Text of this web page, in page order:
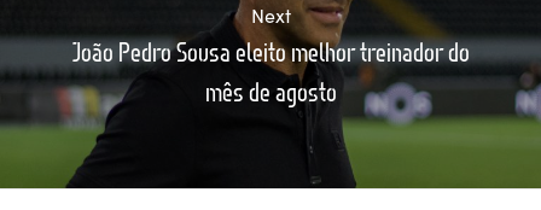
Next
João Pedro Sousa eleito melhor treinador do
mês de agosto